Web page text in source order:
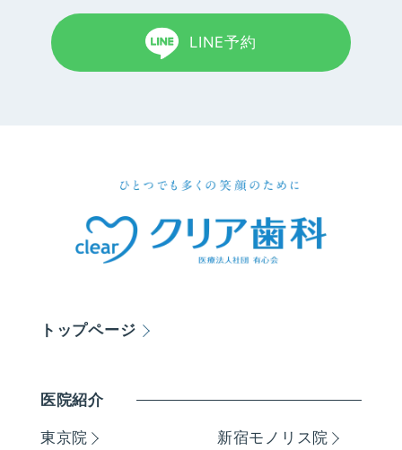
LINE予約
トップページ
医院紹介
東京院 新宿モノリス院